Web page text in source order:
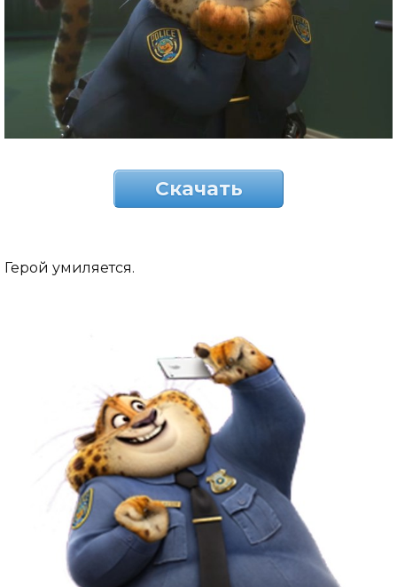
Скачать
Герой умиляется.